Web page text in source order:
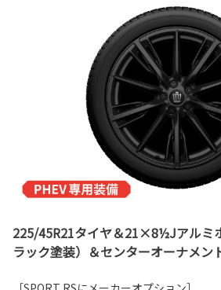
225/45R21タイヤ＆21×8½Jアルミ
ラック塗装）＆センターオーナメン